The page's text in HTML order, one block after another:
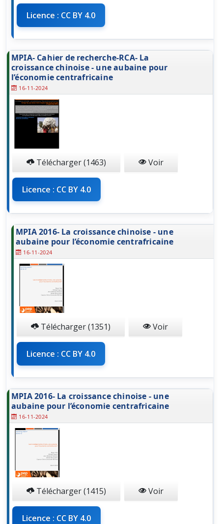
Licence : CC BY 4.0
MPIA- Cahier de recherche-RCA- La
croissance chinoise - une aubaine pour
l’économie centrafricaine
16-11-2024
Télécharger (1463) Voir
Licence : CC BY 4.0
MPIA 2016- La croissance chinoise - une
aubaine pour l’économie centrafricaine
16-11-2024
Télécharger (1351) Voir
Licence : CC BY 4.0
MPIA 2016- La croissance chinoise - une
aubaine pour l’économie centrafricaine
16-11-2024
Télécharger (1415) Voir
Licence : CC BY 4.0